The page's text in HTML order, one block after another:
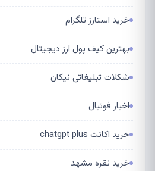
خرید استارز تلگرام
بهترین کیف پول ارز دیجیتال
شکلات تبلیغاتی نیکان
اخبار فوتبال
خرید اکانت chatgpt plus
خرید نقره مشهد